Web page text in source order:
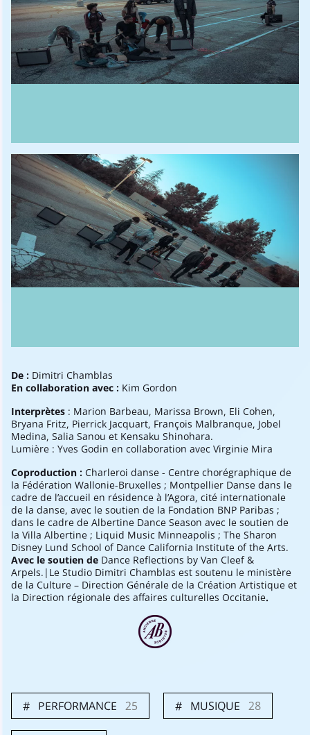
De : Dimitri Chamblas
En collaboration avec : Kim Gordon
Interprètes : Marion Barbeau, Marissa Brown, Eli Cohen,
Bryana Fritz, Pierrick Jacquart, François Malbranque, Jobel
Medina, Salia Sanou et Kensaku Shinohara.
Lumière : Yves Godin en collaboration avec Virginie Mira
Coproduction : Charleroi danse - Centre chorégraphique de
la Fédération Wallonie-Bruxelles ; Montpellier Danse dans le
cadre de l’accueil en résidence à l’Agora, cité internationale
de la danse, avec le soutien de la Fondation BNP Paribas ;
dans le cadre de Albertine Dance Season avec le soutien de
la Villa Albertine ; Liquid Music Minneapolis ; The Sharon
Disney Lund School of Dance California Institute of the Arts.
Avec le soutien de Dance Reflections by Van Cleef &
Arpels.|Le Studio Dimitri Chamblas est soutenu le ministère
de la Culture – Direction Générale de la Création Artistique et
la Direction régionale des affaires culturelles Occitanie.
PERFORMANCE 25 MUSIQUE 28